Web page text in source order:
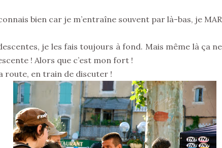
bien car je m’entraîne souvent par là-bas, je
je les fais toujours à fond. Mais même là ça
! Alors que c’est mon fort !
route, en train de discuter !